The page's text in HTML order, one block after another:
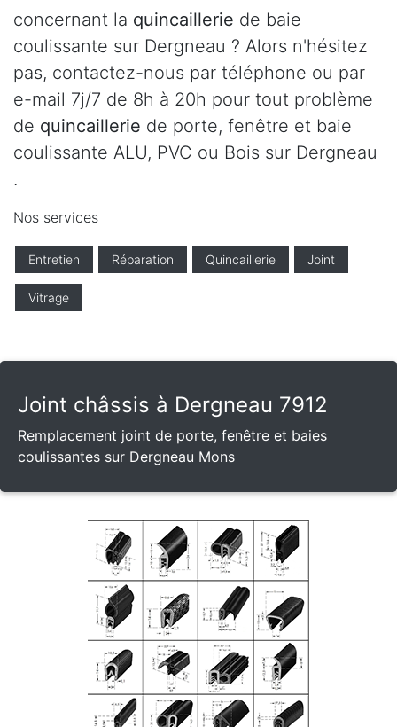
concernant la quincaillerie de baie
coulissante sur Dergneau ? Alors n'hésitez
pas, contactez-nous par téléphone ou par
e-mail 7j/7 de 8h à 20h pour tout problème
de quincaillerie de porte, fenêtre et baie
coulissante ALU, PVC ou Bois sur Dergneau
.
Nos services
Entretien Réparation Quincaillerie Joint
Vitrage
Joint châssis à Dergneau 7912
Remplacement joint de porte, fenêtre et baies
coulissantes sur Dergneau Mons